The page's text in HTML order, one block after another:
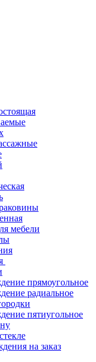
мебели
прямоугольное
радиальное
пятиугольное
на заказ